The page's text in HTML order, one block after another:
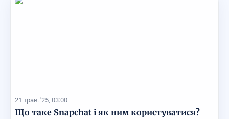
21 трав. '25, 03:00
Що таке Snapchat і як ним користуватися?